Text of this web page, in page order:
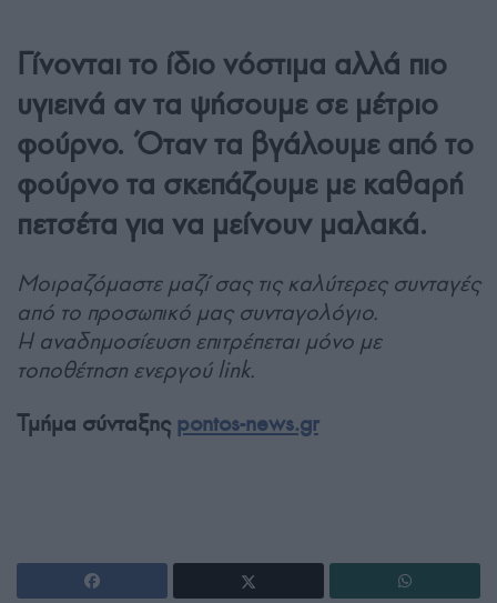
Γίνονται το ίδιο νόστιμα αλλά πιο
υγιεινά αν τα ψήσουμε σε μέτριο
φούρνο. Όταν τα βγάλουμε από το
φούρνο τα σκεπάζουμε με καθαρή
πετσέτα για να μείνουν μαλακά.
Μοιραζόμαστε μαζί σας τις καλύτερες συνταγές
από το προσωπικό μας συνταγολόγιο.
Η αναδημοσίευση επιτρέπεται μόνο με
τοποθέτηση ενεργού link.
Τμήμα σύνταξηςpontos-news.gr